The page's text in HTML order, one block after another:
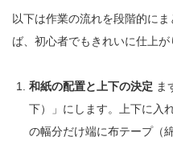
以下は作業の流れを段階的に
ば、初心者でもきれいに仕上が
和紙の配置と上下の決定 ま
下）」にします。上下に入
の幅分だけ端に布テープ（